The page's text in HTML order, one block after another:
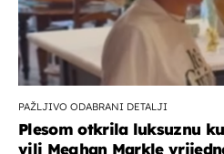
PAŽLJIVO ODABRANI DETALJI
Plesom otkrila luksuznu
vili Meghan Markle